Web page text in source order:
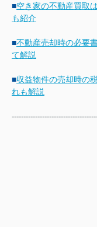
■空き家の不動産買取
も紹介
■不動産売却時の必要
て解説
■収益物件の売却時の
れも解説